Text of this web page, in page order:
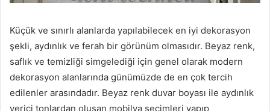
Küçük ve sınırlı alanlarda yapılabilecek en iyi dekorasyon
şekli, aydınlık ve ferah bir görünüm olmasıdır. Beyaz renk,
saflık ve temizliği simgelediği için genel olarak modern
dekorasyon alanlarında günümüzde de en çok tercih
edilenler arasındadır. Beyaz renk duvar boyası ile aydınlık
verici tonlardan oluşan mobilya seçimleri yapıp